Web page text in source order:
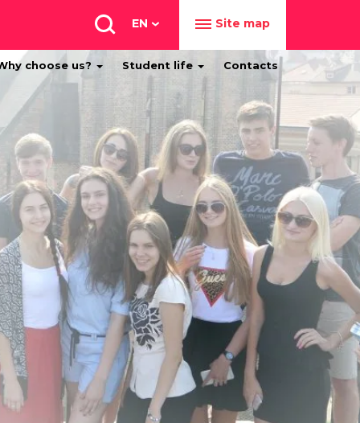
EN Site map
choose us? Student life Contacts